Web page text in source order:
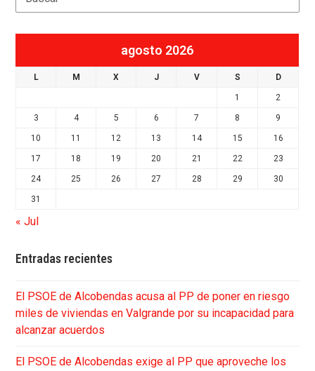
agosto 2026
L M X J V S D
1 2
3 4 5 6 7 8 9
10 11 12 13 14 15 16
17 18 19 20 21 22 23
24 25 26 27 28 29 30
31
« Jul
Entradas recientes
El PSOE de Alcobendas acusa al PP de poner en riesgo
miles de viviendas en Valgrande por su incapacidad para
alcanzar acuerdos
El PSOE de Alcobendas exige al PP que aproveche los